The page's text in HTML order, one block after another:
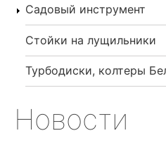
Садовый инструмент
Стойки на лущильники
Турбодиски, колтеры
Новости